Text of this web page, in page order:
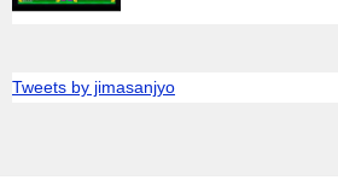
Tweets by jimasanjyo